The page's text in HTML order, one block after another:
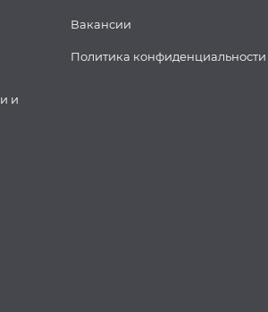
и
Вакансии
Политика конфиденциальности